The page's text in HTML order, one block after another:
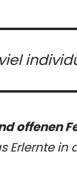
offenen
Erlernte in